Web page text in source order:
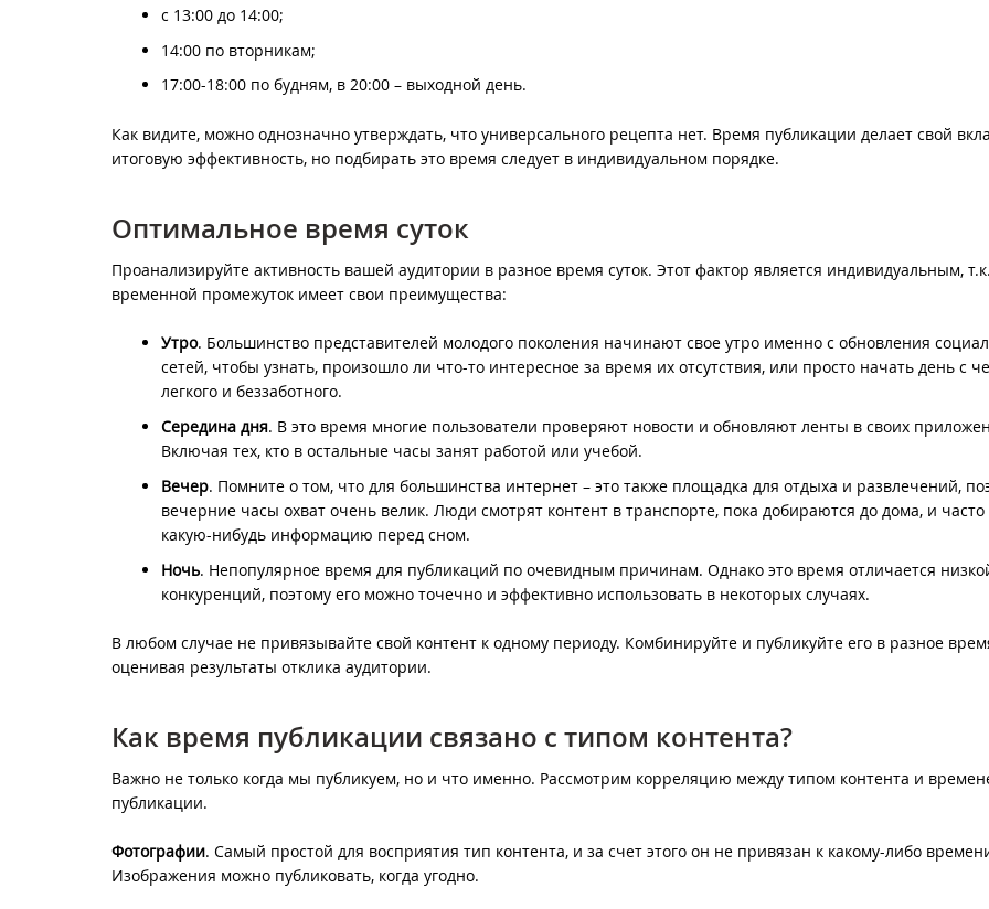
с 13:00 до 14:00;
14:00 по вторникам;
17:00-18:00 по будням, в 20:00 – выходной день.
Как видите, можно однозначно утверждать, что универсального рецепта нет. Время публикации делает свой
итоговую эффективность, но подбирать это время следует в индивидуальном порядке.
Оптимальное время суток
Проанализируйте активность вашей аудитории в разное время суток. Этот фактор является индивидуальным,
временной промежуток имеет свои преимущества:
Утро. Большинство представителей молодого поколения начинают свое утро именно с обновления
сетей, чтобы узнать, произошло ли что-то интересное за время их отсутствия, или просто начать день с
легкого и беззаботного.
Середина дня. В это время многие пользователи проверяют новости и обновляют ленты в своих
Включая тех, кто в остальные часы занят работой или учебой.
Вечер. Помните о том, что для большинства интернет – это также площадка для отдыха и развлечений,
вечерние часы охват очень велик. Люди смотрят контент в транспорте, пока добираются до дома, и
какую-нибудь информацию перед сном.
Ночь. Непопулярное время для публикаций по очевидным причинам. Однако это время отличается
конкуренций, поэтому его можно точечно и эффективно использовать в некоторых случаях.
В любом случае не привязывайте свой контент к одному периоду. Комбинируйте и публикуйте его в разное
оценивая результаты отклика аудитории.
Как время публикации связано с типом контента?
Важно не только когда мы публикуем, но и что именно. Рассмотрим корреляцию между типом контента и
публикации.
Фотографии. Самый простой для восприятия тип контента, и за счет этого он не привязан к какому-либо
Изображения можно публиковать, когда угодно.